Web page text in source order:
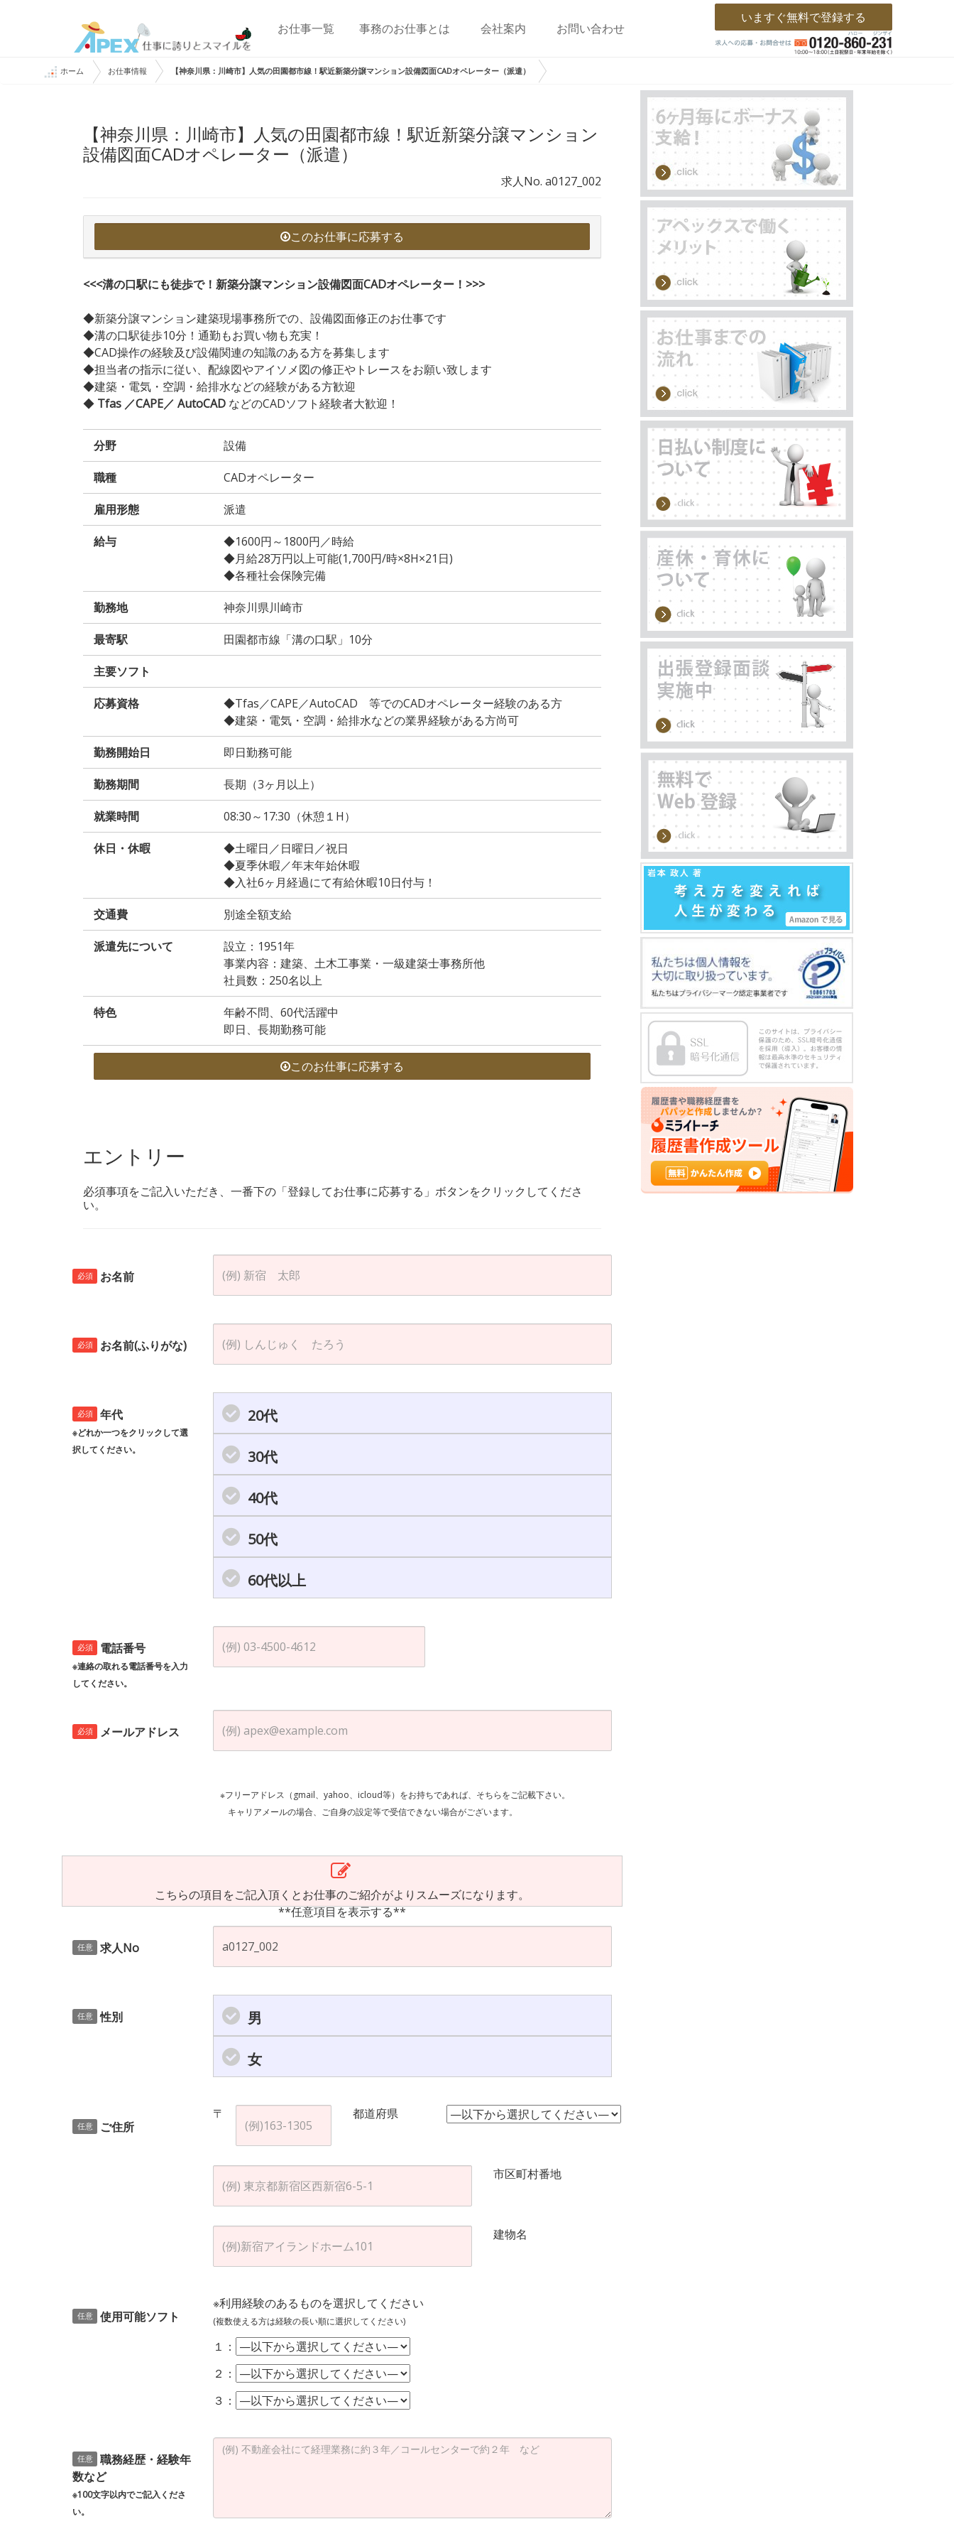
お仕事一覧 事務のお仕事とは 会社案内 お問い合わせ
いますぐ無料で登録する
ホーム お仕事情報 【神奈川県：川崎市】人気の田園都市線！駅近新築分譲マンション設備図面CADオペレーター（派遣）
【神奈川県：川崎市】人気の田園都市線！駅近新築分譲マンション
設備図面CADオペレーター（派遣）
求人No. a0127_002
このお仕事に応募する
<<<溝の口駅にも徒歩で！新築分譲マンション設備図面CADオペレーター！>>>
◆新築分譲マンション建築現場事務所での、設備図面修正のお仕事です
◆溝の口駅徒歩10分！通勤もお買い物も充実！
◆CAD操作の経験及び設備関連の知識のある方を募集します
◆担当者の指示に従い、配線図やアイソメ図の修正やトレースをお願い致します
◆建築・電気・空調・給排水などの経験がある方歓迎
◆ Tfas ／CAPE／ AutoCAD などのCADソフト経験者大歓迎！
分野 設備
職種 CADオペレーター
雇用形態 派遣
給与
◆1600円～1800円／時給
◆月給28万円以上可能(1,700円/時×8H×21日)
◆各種社会保険完備
勤務地 神奈川県川崎市
最寄駅 田園都市線「溝の口駅」10分
主要ソフト
応募資格
◆Tfas／CAPE／AutoCAD 等でのCADオペレーター経験のある方
◆建築・電気・空調・給排水などの業界経験がある方尚可
勤務開始日 即日勤務可能
勤務期間 長期（3ヶ月以上）
就業時間 08:30～17:30（休憩１H）
休日・休暇
◆土曜日／日曜日／祝日
◆夏季休暇／年末年始休暇
◆入社6ヶ月経過にて有給休暇10日付与！
交通費 別途全額支給
派遣先について
設立：1951年
事業内容：建築、土木工事業・一級建築士事務所他
社員数：250名以上
特色
年齢不問、60代活躍中
即日、長期勤務可能
このお仕事に応募する
エントリー
必須事項をご記入いただき、一番下の「登録してお仕事に応募する」ボタンをクリックしてくださ
い。
必須 お名前
必須 お名前(ふりがな)
必須 年代
※どれか一つをクリックして選
択してください。
20代
30代
40代
50代
60代以上
必須 電話番号
※連絡の取れる電話番号を入力
してください。
必須 メールアドレス
※フリーアドレス（gmail、yahoo、icloud等）をお持ちであれば、そちらをご記載下さい。
キャリアメールの場合、ご自身の設定等で受信できない場合がございます。
こちらの項目をご記入頂くとお仕事のご紹介がよりスムーズになります。
**任意項目を表示する**
任意 求人No
任意 性別 男
女
任意 ご住所
〒 都道府県
市区町村番地
建物名
任意 使用可能ソフト
※利用経験のあるものを選択してください
(複数使える方は経験の長い順に選択してください)
１：
２：
３：
任意
職務経歴・経験年
数など
※100文字以内でご記入くださ
い。